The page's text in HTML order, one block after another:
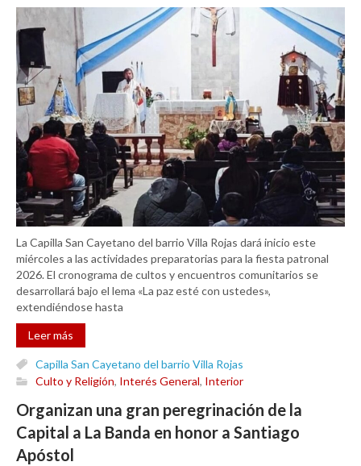
La Capilla San Cayetano del barrio Villa Rojas dará inicio este
miércoles a las actividades preparatorias para la fiesta patronal
2026. El cronograma de cultos y encuentros comunitarios se
desarrollará bajo el lema «La paz esté con ustedes»,
extendiéndose hasta
Leer más
Capilla San Cayetano del barrio Villa Rojas
Culto y Religión, Interés General, Interior
Organizan una gran peregrinación de la
Capital a La Banda en honor a Santiago
Apóstol